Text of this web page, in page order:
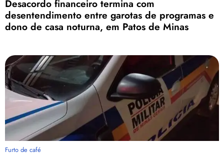
Desacordo financeiro termina com
desentendimento entre garotas de programas e
dono de casa noturna, em Patos de Minas
Furto de café